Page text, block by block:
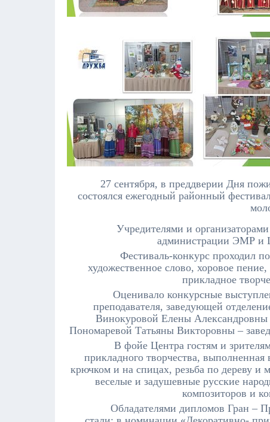
27 сентября, в преддверии Дня
состоялся ежегодный районный
Учредителями и
администрации ЭМР и
Фестиваль-конкурс проходил по
художественное слово, хоровое
прикладное
Оценивало конкурсные
преподавателя, заведующей
Винокуровой Елены
Пономаревой Татьяны Викторовны –
В фойе Центра гостям и
прикладного творчества, выполненная
крючком и на спицах, резьба по дереву и
веселые и задушевные русские
композиторов и
Обладателями дипломов Гран –